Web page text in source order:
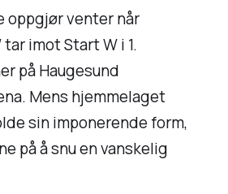
oppgjør venter når
imot Start W i 1.
på Haugesund
Mens hjemmelaget
sin imponerende form,
på å snu en vanskelig